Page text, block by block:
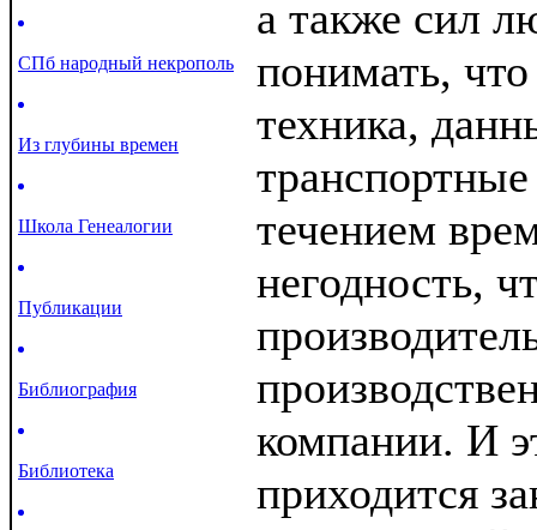
СПб народный некрополь
Из глубины времен
Школа Генеалогии
Публикации
Библиография
Библиотека
а также сил
понимать,
техника,
течением
негодность,
компании. И
приходится